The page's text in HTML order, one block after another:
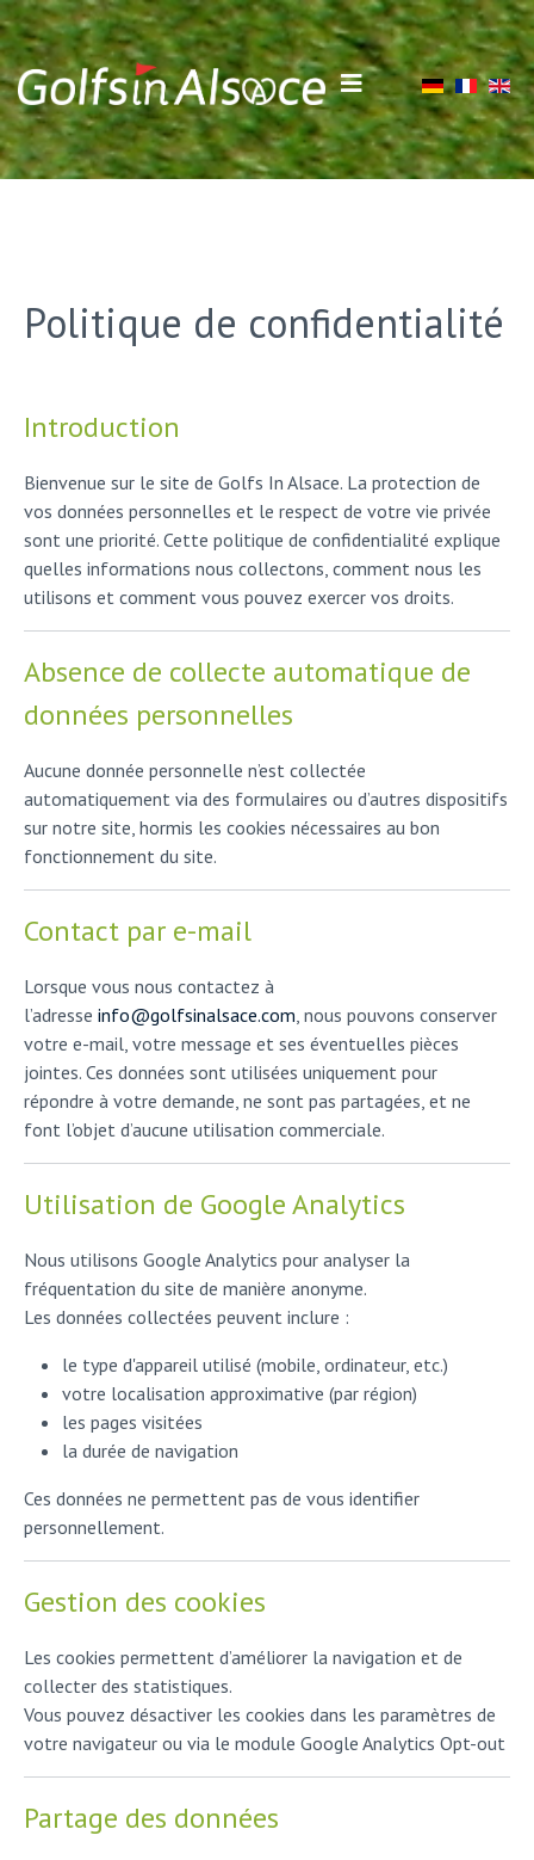
Sélectionnez votre
Politique de confidentialité
Introduction
Bienvenue sur le site de Golfs In Alsace. La protection de
vos données personnelles et le respect de votre vie privée
sont une priorité. Cette politique de confidentialité explique
quelles informations nous collectons, comment nous les
utilisons et comment vous pouvez exercer vos droits.
Absence de collecte automatique de
données personnelles
Aucune donnée personnelle n’est collectée
automatiquement via des formulaires ou d’autres dispositifs
sur notre site, hormis les cookies nécessaires au bon
fonctionnement du site.
Contact par e-mail
Lorsque vous nous contactez à
l’adresse info@golfsinalsace.com, nous pouvons conserver
votre e-mail, votre message et ses éventuelles pièces
jointes. Ces données sont utilisées uniquement pour
répondre à votre demande, ne sont pas partagées, et ne
font l’objet d’aucune utilisation commerciale.
Utilisation de Google Analytics
Nous utilisons Google Analytics pour analyser la
fréquentation du site de manière anonyme.
Les données collectées peuvent inclure :
le type d'appareil utilisé (mobile, ordinateur, etc.)
votre localisation approximative (par région)
les pages visitées
la durée de navigation
Ces données ne permettent pas de vous identifier
personnellement.
Gestion des cookies
Les cookies permettent d’améliorer la navigation et de
collecter des statistiques.
Vous pouvez désactiver les cookies dans les paramètres de
votre navigateur ou via le module Google Analytics Opt-out
Partage des données